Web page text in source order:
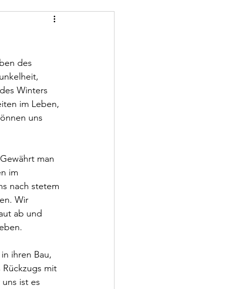
des
Winters
im Leben,
uns
man
im
nach stetem
Wir
ab und
ihren Bau,
mit
ist es